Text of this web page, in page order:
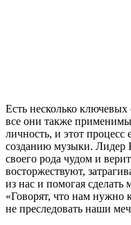
Есть несколько
все они также
личность, и этот процесс
созданию музыки. Лидер
своего рода чудом и
восторжествуют,
из нас и помогая
«Говорят, что нам нужно
не преследовать наши